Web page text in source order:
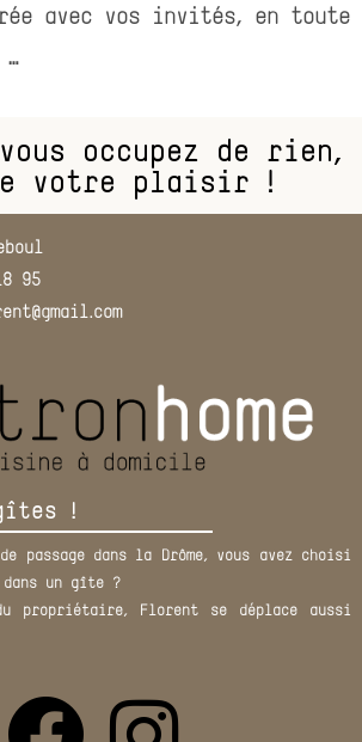
avec vos invités, en toute
occupez de rien,
votre plaisir !
95
!
passage dans la Drôme, vous avez choisi
dans un gîte ?
propriétaire, Florent se déplace aussi